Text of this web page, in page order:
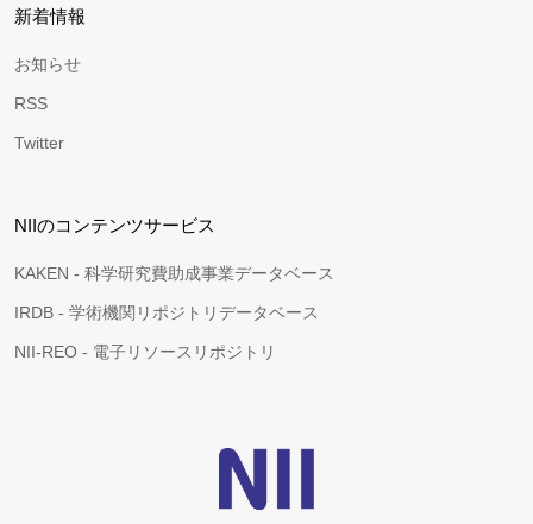
新着情報
お知らせ
RSS
Twitter
NIIのコンテンツサービス
KAKEN - 科学研究費助成事業データベース
IRDB - 学術機関リポジトリデータベース
NII-REO - 電子リソースリポジトリ